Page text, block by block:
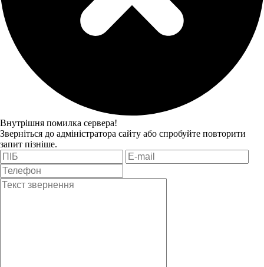
Внутрішня помилка сервера!
Зверніться до адміністратора сайту або спробуйте повторити
запит пізніше.